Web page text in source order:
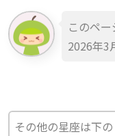
このペ
2026年3
その他の星座は下